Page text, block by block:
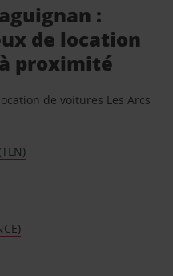
:
de location
proximité
de voitures Les Arcs